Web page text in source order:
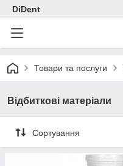
DiDent
Товари та послуги
Відбиткові матеріали
Сортування